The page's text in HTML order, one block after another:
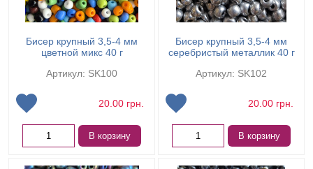
Бисер крупный 3,5-4 мм
цветной микс 40 г
Артикул: SK100
20.00 грн.
В корзину
Бисер крупный 3,5-4 мм
серебристый металлик 40 г
Артикул: SK102
20.00 грн.
В корзину